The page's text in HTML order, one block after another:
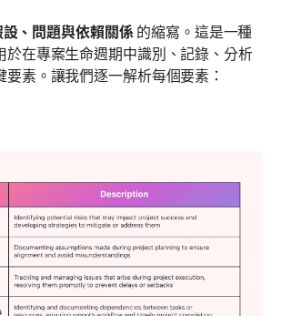
、問題與依賴關係 的縮寫。這是一種
於在專案生命週期中識別、記錄、分析
素。讓我們逐一解析每個要素：